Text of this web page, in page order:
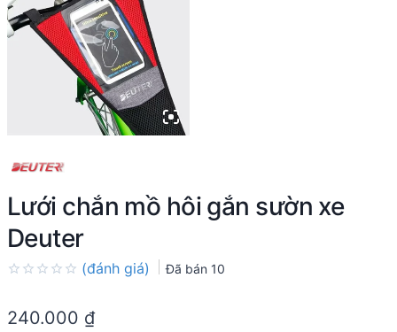
Lưới chắn mồ hôi gắn sườn xe
Deuter
out
(đánh giá) Đã bán 10
240.000 ₫